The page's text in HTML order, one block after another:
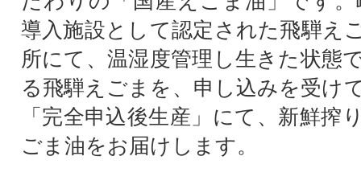
導入施設として認定された飛騨え
所にて、温湿度管理し生きた状態
る飛騨えごまを、申し込みを受け
「完全申込後生産」にて、新鮮搾
ごま油をお届けします。